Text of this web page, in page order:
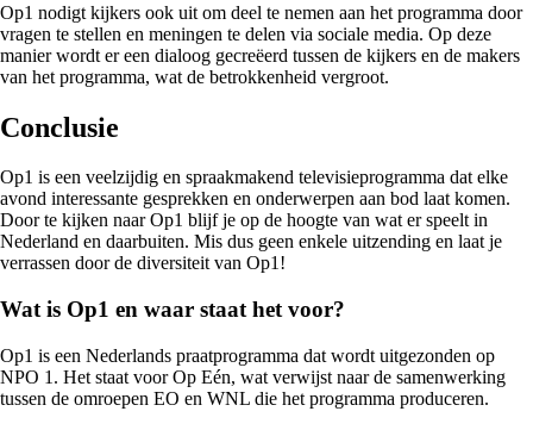
Op1 nodigt kijkers ook uit om deel te nemen aan het programma door
vragen te stellen en meningen te delen via sociale media. Op deze
manier wordt er een dialoog gecreëerd tussen de kijkers en de makers
van het programma, wat de betrokkenheid vergroot.
Conclusie
Op1 is een veelzijdig en spraakmakend televisieprogramma dat elke
avond interessante gesprekken en onderwerpen aan bod laat komen.
Door te kijken naar Op1 blijf je op de hoogte van wat er speelt in
Nederland en daarbuiten. Mis dus geen enkele uitzending en laat je
verrassen door de diversiteit van Op1!
Wat is Op1 en waar staat het voor?
Op1 is een Nederlands praatprogramma dat wordt uitgezonden op
NPO 1. Het staat voor Op Eén, wat verwijst naar de samenwerking
tussen de omroepen EO en WNL die het programma produceren.